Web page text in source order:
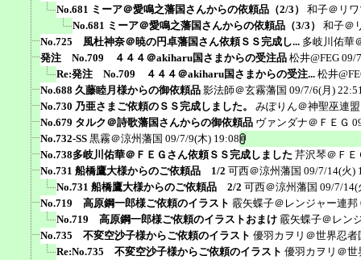
No.681 ミーア＠愛鳴之藩国さんからの依頼品（2/3）
和子＠リ
No.681 ミーア＠愛鳴之藩国さんからの依頼品（3/3）
和子＠
No.725 風杜神奈＠暁の円卓藩国さん依頼ＳＳ完成し... 多岐川佑華
発注 No.709 ４４４＠akiharu国さまからの受注品 松井@FEG 09/
Re:発注 No.709 ４４４＠akiharu国さまからの受注... 松井
No.688 久藤睦月様からの御依頼品 影法師＠玄霧藩国 09/7/6(月)
No.730 乃亜さまご依頼のＳＳ完成しました。
みぽりん＠神聖巫連盟
No.679 タルク＠詩歌藩国さんからの御依頼品 ヴァンダナ＠ＦＥＧ
No.732-SS 黒霧＠涼州藩国 09/7/9(木) 19:08
No.738多岐川佑華＠ＦＥＧさん依頼ＳＳ完成しました 芹沢琴＠ＦＥ
No.731 船橋鷹大様からのご依頼品 1/2 可西＠涼州藩国 09/7/14(火)
No.731 船橋鷹大様からのご依頼品 2/2 可西＠涼州藩国 09/7/14(
No.719 高原鋼一郎様ご依頼のイラスト 霰矢蝶子＠レンジャー連邦
No.719 高原鋼一郎様ご依頼のイラストおまけ 霰矢蝶子＠レン
No.735 不変空沙子様からご依頼のイラスト 優羽カヲリ＠世界忍者
Re:No.735 不変空沙子様からご依頼のイラスト 優羽カヲリ＠世